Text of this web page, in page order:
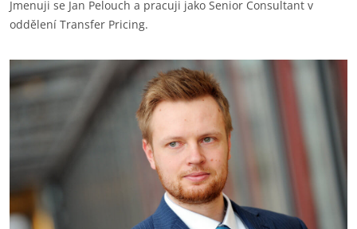
Jmenuji se Jan Pelouch a pracuji jako Senior Consultant v
oddělení Transfer Pricing.